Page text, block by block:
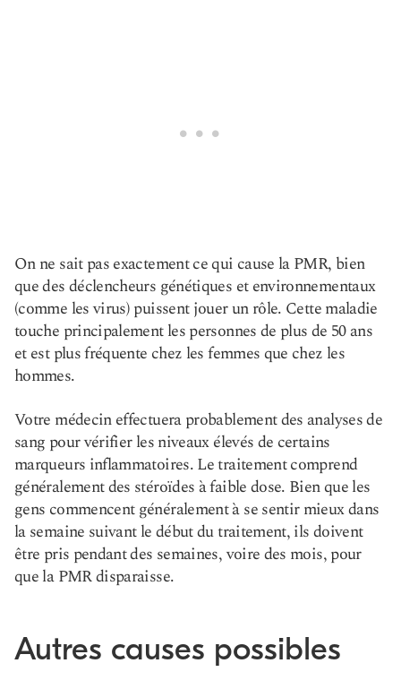
On ne sait pas exactement ce qui cause la PMR, bien
que des déclencheurs génétiques et environnementaux
(comme les virus) puissent jouer un rôle. Cette maladie
touche principalement les personnes de plus de 50 ans
et est plus fréquente chez les femmes que chez les
hommes.
Votre médecin effectuera probablement des analyses de
sang pour vérifier les niveaux élevés de certains
marqueurs inflammatoires. Le traitement comprend
généralement des stéroïdes à faible dose. Bien que les
gens commencent généralement à se sentir mieux dans
la semaine suivant le début du traitement, ils doivent
être pris pendant des semaines, voire des mois, pour
que la PMR disparaisse.
Autres causes possibles